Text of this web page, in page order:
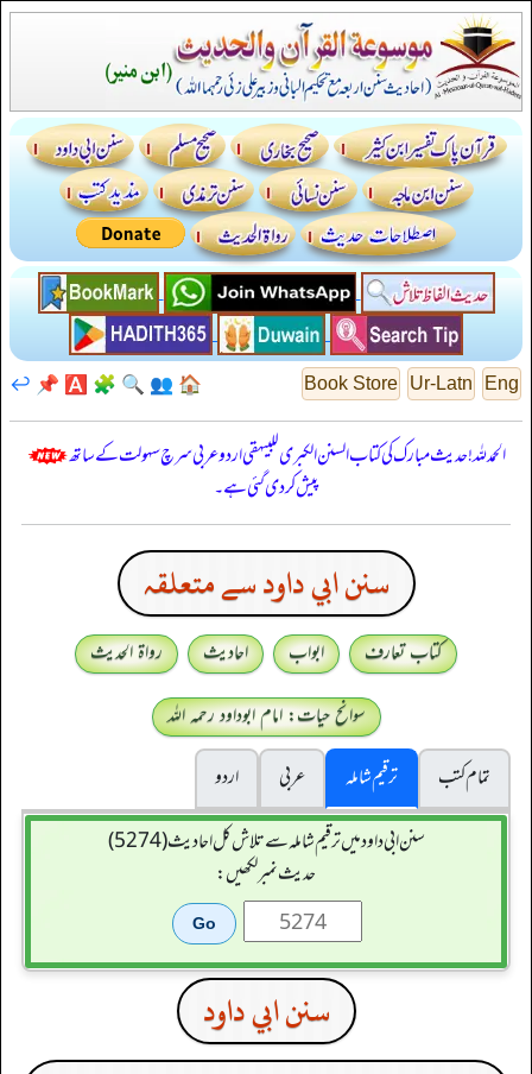
Eng
Ur-Latn
Book Store
🏠
👥
🔍
🧩
🅰️
📌
↩️
الحمدللہ! حدیث مبارک کی کتاب السنن الكبرى للبيهقي اردو عربی سرچ سہولت کے ساتھ
پیش کر دی گئی ہے۔
سنن ابي داود سے متعلقہ
کتاب تعارف ابواب احادیث
رواۃ الحدیث
سوانح حیات: امام ابوداود رحمہ اللہ
تمام کتب
ترقیم شاملہ عربی
اردو
سنن ابي داود میں ترقیم شاملہ سے تلاش کل احادیث (5274)
حدیث نمبر لکھیں:
سنن ابي داود